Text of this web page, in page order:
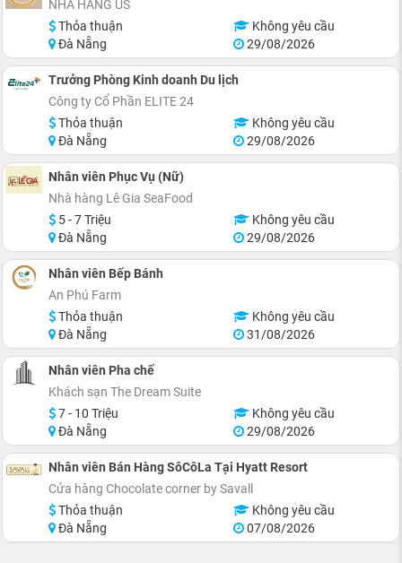
NHÀ HÀNG US
Thỏa thuận
Không yêu cầu
Đà Nẵng
29/08/2026
Trưởng Phòng Kinh doanh Du lịch
Công ty Cổ Phần ELITE 24
Thỏa thuận
Không yêu cầu
Đà Nẵng
29/08/2026
Nhân viên Phục Vụ (Nữ)
Nhà hàng Lê Gia SeaFood
5 - 7 Triệu
Không yêu cầu
Đà Nẵng
29/08/2026
Nhân viên Bếp Bánh
An Phú Farm
Thỏa thuận
Không yêu cầu
Đà Nẵng
31/08/2026
Nhân viên Pha chế
Khách sạn The Dream Suite
7 - 10 Triệu
Không yêu cầu
Đà Nẵng
29/08/2026
Nhân viên Bán Hàng SôCôLa Tại Hyatt Resort
Cửa hàng Chocolate corner by Savall
Thỏa thuận
Không yêu cầu
Đà Nẵng
07/08/2026